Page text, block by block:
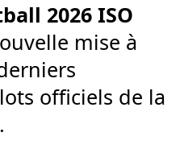
2026 ISO
mise à
officiels de la